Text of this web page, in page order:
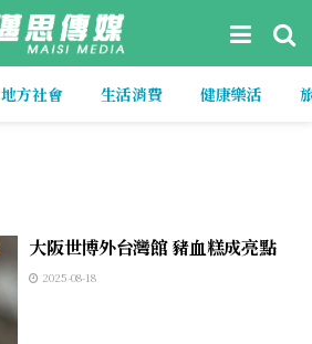
地方社會 生活消費 健康樂活
大阪世博外台灣館 豬血糕成亮點
2025-08-18